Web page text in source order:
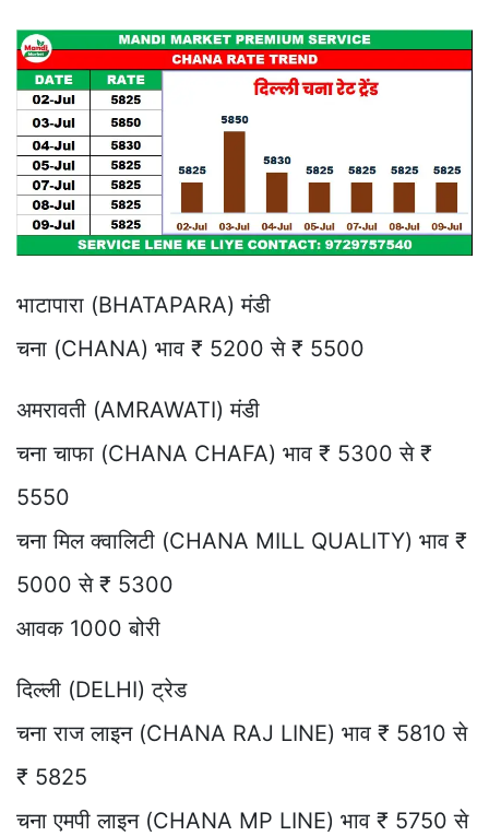
भाटापारा (BHATAPARA) मंडी
चना (CHANA) भाव ₹ 5200 से ₹ 5500
अमरावती (AMRAWATI) मंडी
चना चाफा (CHANA CHAFA) भाव ₹ 5300 से ₹
5550
चना मिल क्वालिटी (CHANA MILL QUALITY) भाव ₹
5000 से ₹ 5300
आवक 1000 बोरी
दिल्ली (DELHI) ट्रेड
चना राज लाइन (CHANA RAJ LINE) भाव ₹ 5810 से
₹ 5825
चना एमपी लाइन (CHANA MP LINE) भाव ₹ 5750 से